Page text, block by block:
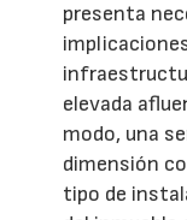
presenta
elevada
modo, una
dimensión
tipo de